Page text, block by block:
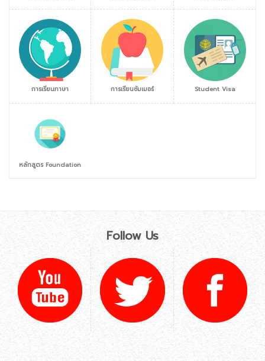
การเรียนภาษา การเรียนซัมเมอร์ Student Visa
หลักสูตร Foundation
Follow Us